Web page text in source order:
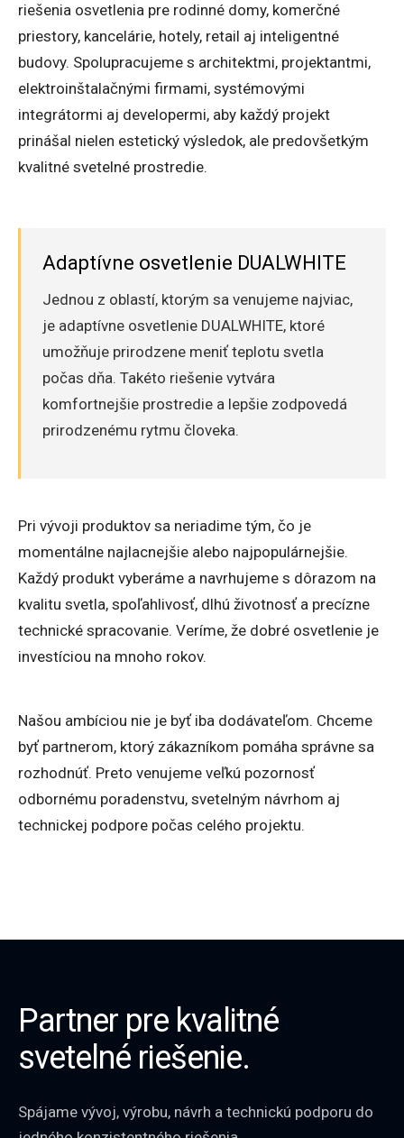
riešenia osvetlenia pre rodinné domy, komerčné
priestory, kancelárie, hotely, retail aj inteligentné
budovy. Spolupracujeme s architektmi, projektantmi,
elektroinštalačnými firmami, systémovými
integrátormi aj developermi, aby každý projekt
prinášal nielen estetický výsledok, ale predovšetkým
kvalitné svetelné prostredie.
Adaptívne osvetlenie DUALWHITE
Jednou z oblastí, ktorým sa venujeme najviac,
je adaptívne osvetlenie DUALWHITE, ktoré
umožňuje prirodzene meniť teplotu svetla
počas dňa. Takéto riešenie vytvára
komfortnejšie prostredie a lepšie zodpovedá
prirodzenému rytmu človeka.
Pri vývoji produktov sa neriadime tým, čo je
momentálne najlacnejšie alebo najpopulárnejšie.
Každý produkt vyberáme a navrhujeme s dôrazom na
kvalitu svetla, spoľahlivosť, dlhú životnosť a precízne
technické spracovanie. Veríme, že dobré osvetlenie je
investíciou na mnoho rokov.
Našou ambíciou nie je byť iba dodávateľom. Chceme
byť partnerom, ktorý zákazníkom pomáha správne sa
rozhodnúť. Preto venujeme veľkú pozornosť
odbornému poradenstvu, svetelným návrhom aj
technickej podpore počas celého projektu.
Partner pre kvalitné
svetelné riešenie.
Spájame vývoj, výrobu, návrh a technickú podporu do